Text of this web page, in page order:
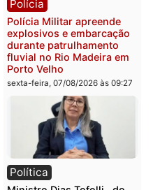
Polícia Civil deflagra
operação contra facção
criminosa que atacava
provedores de internet
Rondônia
sexta-feira, 07/08/2026 às
Polícia